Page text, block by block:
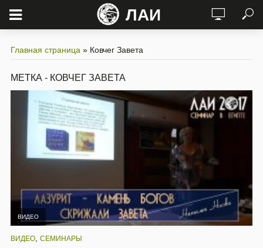
ЛАИ
Главная страница » Ковчег Завета
МЕТКА - КОВЧЕГ ЗАВЕТА
ВИДЕО
ВИДЕО СЕМИНАРЫ